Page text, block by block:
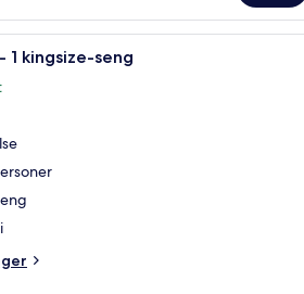
Et moderne hotelværelse
1 kingsize-seng